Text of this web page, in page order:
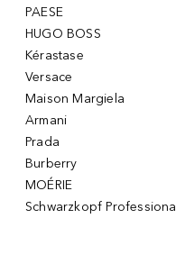
PAESE
HUGO BOSS
Kérastase
Versace
Maison Margiela
Armani
Prada
Burberry
MOÉRIE
Schwarzkopf Professional